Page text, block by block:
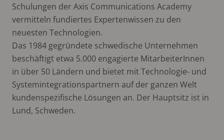
Schulungen der Axis Communications Academy
vermitteln fundiertes Expertenwissen zu den
neuesten Technologien.
Das 1984 gegründete schwedische Unternehmen
beschäftigt etwa 5.000 engagierte MitarbeiterInnen
in über 50 Ländern und bietet mit Technologie- und
Systemintegrationspartnern auf der ganzen Welt
kundenspezifische Lösungen an. Der Hauptsitz ist in
Lund, Schweden.